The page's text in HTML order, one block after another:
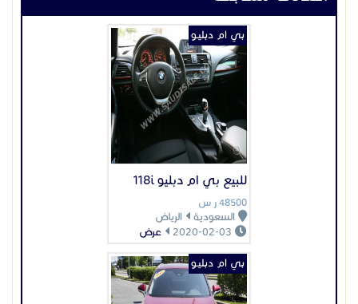
2018 Lexus RX 350 Full
السعر غير محدد
السعودية
لا يوجد
بي ام دبليـو